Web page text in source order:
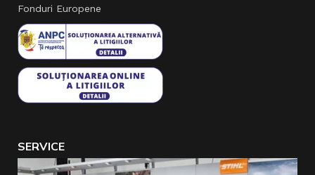
Fonduri Europene
SERVICE